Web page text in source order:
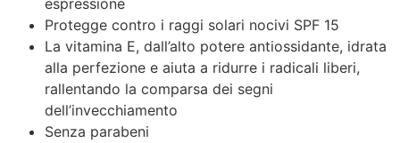
espressione
Protegge contro i raggi solari nocivi SPF 15
La vitamina E, dall’alto potere antiossidante, idrata
alla perfezione e aiuta a ridurre i radicali liberi,
rallentando la comparsa dei segni
dell’invecchiamento
Senza parabeni